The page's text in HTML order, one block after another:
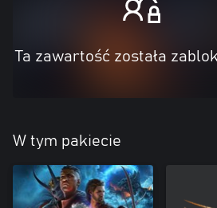
Ta zawartość została
W tym pakiecie